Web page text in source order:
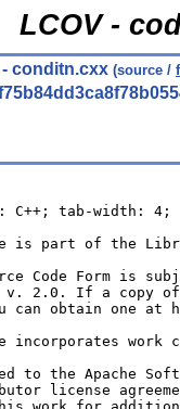
LCOV -
- conditn.cxx (source /
C++; tab-width: